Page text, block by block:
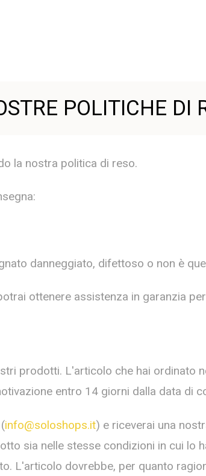
POLITICHE DI
la nostra politica di reso.
danneggiato, difettoso o non è
ottenere assistenza in garanzia
prodotti. L'articolo che hai ordinato
entro 14 giorni dalla data di
info@soloshops.it) e riceverai una
sia nelle stesse condizioni in cui lo
L'articolo dovrebbe, per quanto